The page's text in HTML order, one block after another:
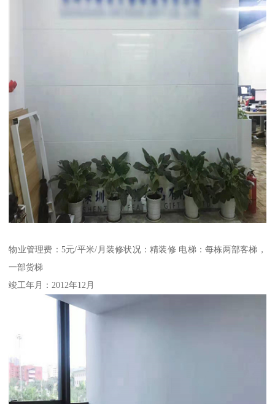
物业管理费：5元/平米/月装修状况：精装修 电梯：每栋两部客梯，
一部货梯
竣工年月：2012年12月